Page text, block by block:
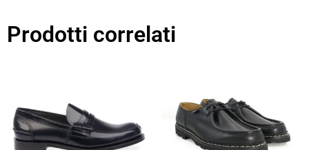
Prodotti correlati